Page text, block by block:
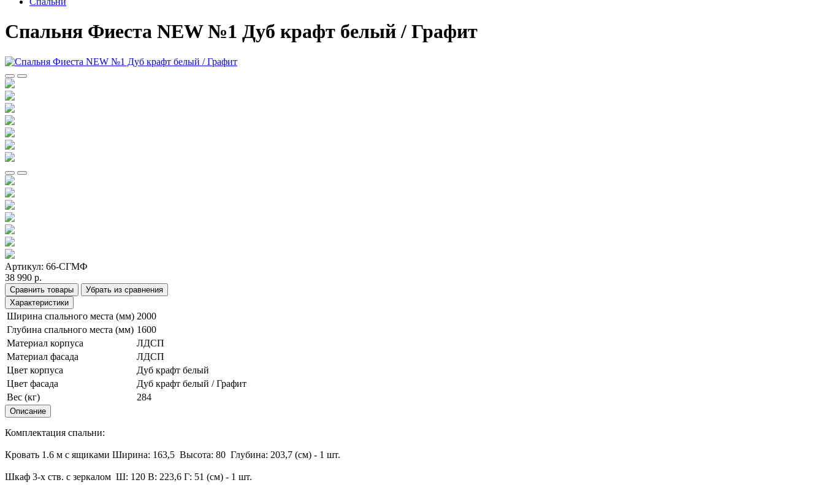
Спальня Фиеста NEW №1 Дуб крафт белый / Графит
Артикул: 66-СГМФ
38 990 р.
Сравнить товары
Убрать из сравнения
Характеристики
Ширина спального места (мм) 2000
Глубина спального места (мм) 1600
Материал корпуса
ЛДСП
Материал фасада
ЛДСП
Цвет корпуса
Дуб крафт белый
Цвет фасада
Дуб крафт белый / Графит
Вес (кг)
284
Описание
Комплектация спальни:
Кровать 1.6 м с ящиками Ширина: 163,5 Высота: 80 Глубина: 203,7 (см) - 1 шт.
Шкаф 3-х ств. с зеркалом Ш: 120 В: 223,6 Г: 51 (см) - 1 шт.